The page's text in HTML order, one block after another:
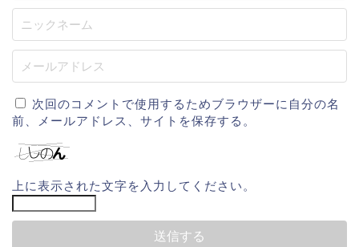
次回のコメントで使用するためブラウザーに自分の名
前、メールアドレス、サイトを保存する。
上に表示された文字を入力してください。